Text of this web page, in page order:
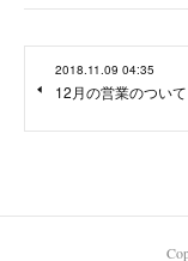
2018.11.09 04:35
12月の営業のついて